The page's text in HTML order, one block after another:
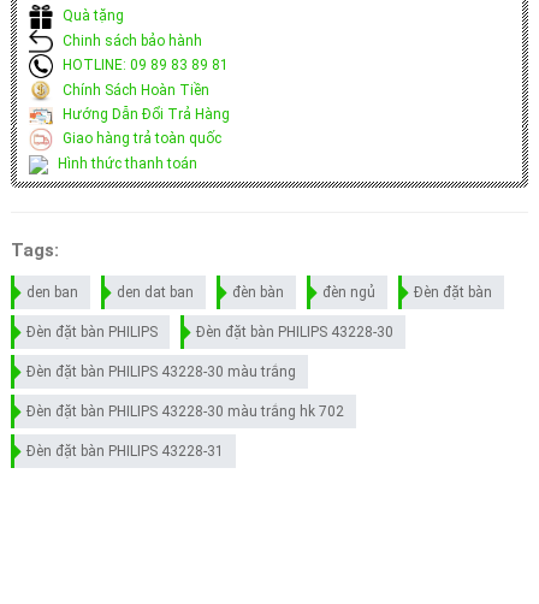
Quà tặng
Chinh sách bảo hành
HOTLINE: 09 89 83 89 81
Chính Sách Hoàn Tiền
Hướng Dẫn Đổi Trả Hàng
Giao hàng trả toàn quốc
Hình thức thanh toán
Tags:
den ban den dat ban đèn bàn đèn ngủ Đèn đặt bàn
Đèn đặt bàn PHILIPS Đèn đặt bàn PHILIPS 43228-30
Đèn đặt bàn PHILIPS 43228-30 màu trắng
Đèn đặt bàn PHILIPS 43228-30 màu trắng hk 702
Đèn đặt bàn PHILIPS 43228-31